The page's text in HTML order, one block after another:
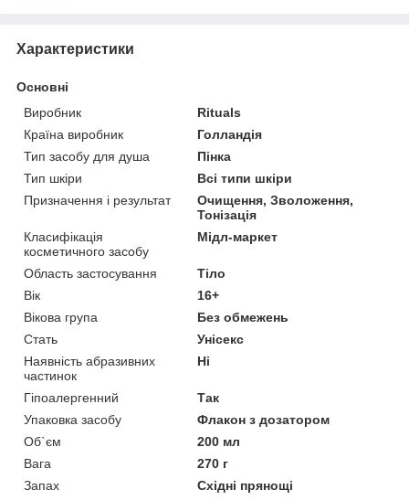
Характеристики
Основні
Виробник
Rituals
Країна виробник
Голландія
Тип засобу для душа
Пінка
Тип шкіри
Всі типи шкіри
Призначення і результат
Очищення, Зволоження,
Тонізація
Класифікація
косметичного засобу
Мідл-маркет
Область застосування
Тіло
Вік
16+
Вікова група
Без обмежень
Стать
Унісекс
Наявність абразивних
частинок
Ні
Гіпоалергенний
Так
Упаковка засобу
Флакон з дозатором
Об`єм
200 мл
Вага
270 г
Запах
Східні прянощі